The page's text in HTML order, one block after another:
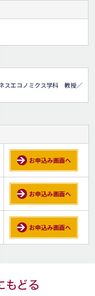
エコノミクス学科 教授／
お申込み画面へ
お申込み画面へ
お申込み画面へ